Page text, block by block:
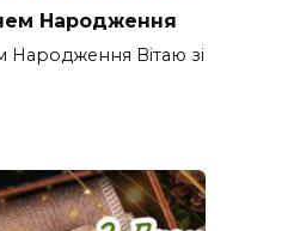
Народження
Вітаю зі